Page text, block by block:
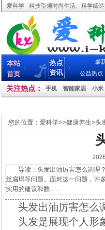
爱科学 - 科技引领时尚生活、科学缔
本站
首页
热点
资讯
最
公益热点
关注热点： 手机 智能家居 小米
您的位置： 爱科学>>健康养生>头
导读：头发出油厉害怎么调理？
丝扁塌等问题。面对这一问题，许
实用的建议和数......
头发出油厉害怎么
头发是展现个人形